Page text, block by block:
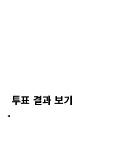
투표 결과 보기